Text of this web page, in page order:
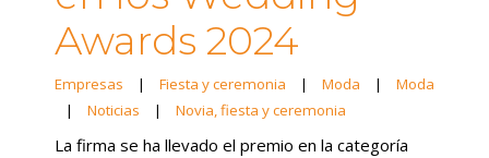
Awards 2024
Empresas | Fiesta y ceremonia | Moda |
Moda
|
Noticias | Novia, fiesta y ceremonia
La firma se ha llevado el premio en la categoría